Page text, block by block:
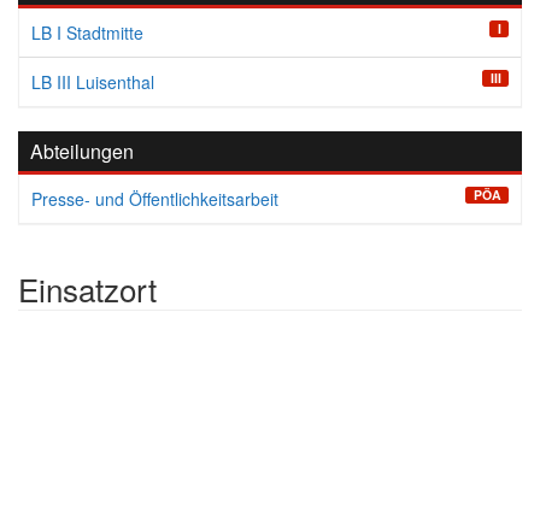
LB I Stadtmitte I
LB III Luisenthal III
Abteilungen
Presse- und Öffentlichkeitsarbeit PÖA
Einsatzort